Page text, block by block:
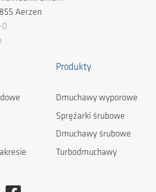
Aerzen
0
Produkty
Dmuchawy wyporowe
Sprężarki śrubowe
Dmuchawy śrubowe
Turbodmuchawy